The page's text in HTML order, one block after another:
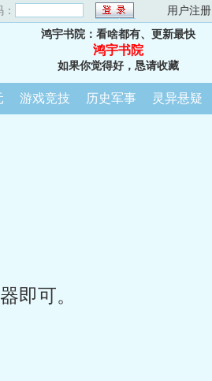
用户注册
鸿宇书院：看啥都有、更新最快
鸿宇书院
如果你觉得好，恳请收藏
游戏竞技 历史军事 灵异悬疑
即可。